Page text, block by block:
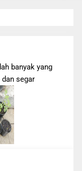
banyak yang
segar